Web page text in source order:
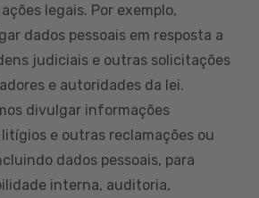
legais. Por exemplo,
dados pessoais em resposta a
judiciais e outras solicitações
e autoridades da lei.
divulgar informações
e outras reclamações ou
dados pessoais, para
interna, auditoria,